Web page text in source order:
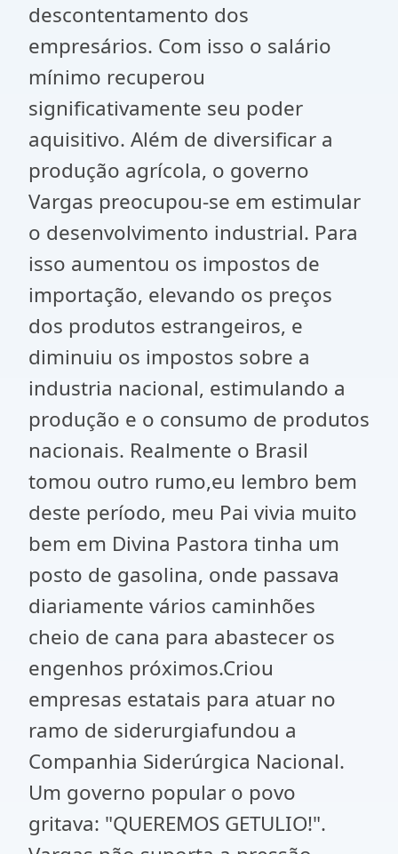
descontentamento dos
empresários. Com isso o salário
mínimo recuperou
significativamente seu poder
aquisitivo. Além de diversificar a
produção agrícola, o governo
Vargas preocupou-se em estimular
o desenvolvimento industrial. Para
isso aumentou os impostos de
importação, elevando os preços
dos produtos estrangeiros, e
diminuiu os impostos sobre a
industria nacional, estimulando a
produção e o consumo de produtos
nacionais. Realmente o Brasil
tomou outro rumo,eu lembro bem
deste período, meu Pai vivia muito
bem em Divina Pastora tinha um
posto de gasolina, onde passava
diariamente vários caminhões
cheio de cana para abastecer os
engenhos próximos.Criou
empresas estatais para atuar no
ramo de siderurgiafundou a
Companhia Siderúrgica Nacional.
Um governo popular o povo
gritava: "QUEREMOS GETULIO!".